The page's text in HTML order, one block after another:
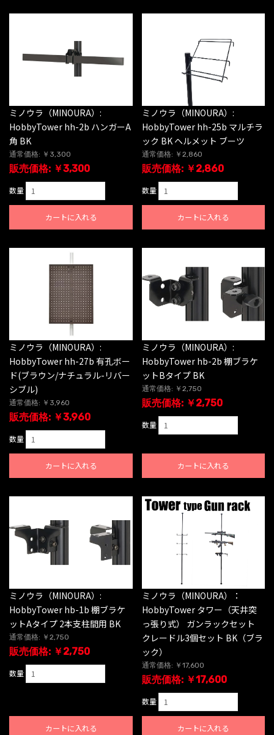
ミノウラ（MINOURA）:
HobbyTower hh-2b ハンガーA
角 BK
通常価格: ￥3,300
販売価格: ￥3,300
数量
カートに入れる
ミノウラ（MINOURA）:
HobbyTower hh-25b マルチラ
ック BK ヘルメット ブーツ
通常価格: ￥2,860
販売価格: ￥2,860
数量
カートに入れる
ミノウラ（MINOURA）:
HobbyTower hh-27b 有孔ボー
ド(ブラウン/ナチュラル-リバー
シブル)
通常価格: ￥3,960
販売価格: ￥3,960
数量
カートに入れる
ミノウラ（MINOURA）:
HobbyTower hb-2b 棚ブラケ
ットBタイプ BK
通常価格: ￥2,750
販売価格: ￥2,750
数量
カートに入れる
ミノウラ（MINOURA）:
HobbyTower hb-1b 棚ブラケ
ットAタイプ 2本支柱間用 BK
通常価格: ￥2,750
販売価格: ￥2,750
数量
カートに入れる
ミノウラ（MINOURA）：
HobbyTower タワー（天井突
っ張り式） ガンラックセット
クレードル3個セット BK（ブラ
ック）
通常価格: ￥17,600
販売価格: ￥17,600
数量
カートに入れる